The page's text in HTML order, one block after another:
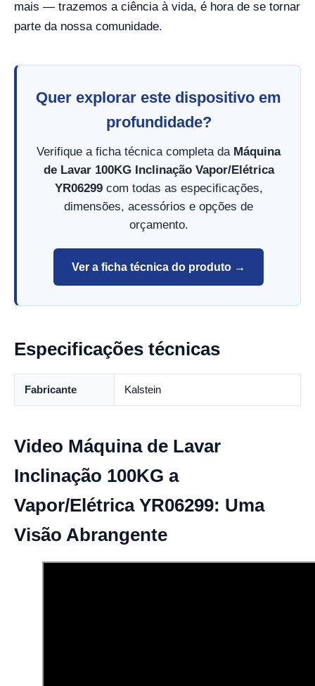
mais — trazemos a ciência à vida, é hora de se tornar
parte da nossa comunidade.
Quer explorar este dispositivo em
profundidade?
Verifique a ficha técnica completa da Máquina
de Lavar 100KG Inclinação Vapor/Elétrica
YR06299com todas as especificações,
dimensões, acessórios e opções de
orçamento.
Ver a ficha técnica do produto →
Especificações técnicas
Fabricante Kalstein
Video Máquina de Lavar
Inclinação 100KG a
Vapor/Elétrica YR06299: Uma
Visão Abrangente